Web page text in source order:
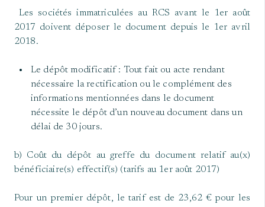
Les sociétés immatriculées au RCS avant le 1er août
2017 doivent déposer le document depuis le 1er avril
2018.
Le dépôt modificatif : Tout fait ou acte rendant
nécessaire la rectification ou le complément des
informations mentionnées dans le document
nécessite le dépôt d’un nouveau document dans un
délai de 30 jours.
b) Coût du dépôt au greffe du document relatif au(x)
bénéficiaire(s) effectif(s) (tarifs au 1er août 2017)
Pour un premier dépôt, le tarif est de 23,62 € pour les